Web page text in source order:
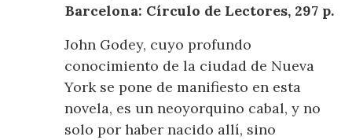
Barcelona: Círculo de Lectores, 297 p.
John Godey, cuyo profundo
conocimiento de la ciudad de Nueva
York se pone de manifiesto en esta
novela, es un neoyorquino cabal, y no
solo por haber nacido allí, sino